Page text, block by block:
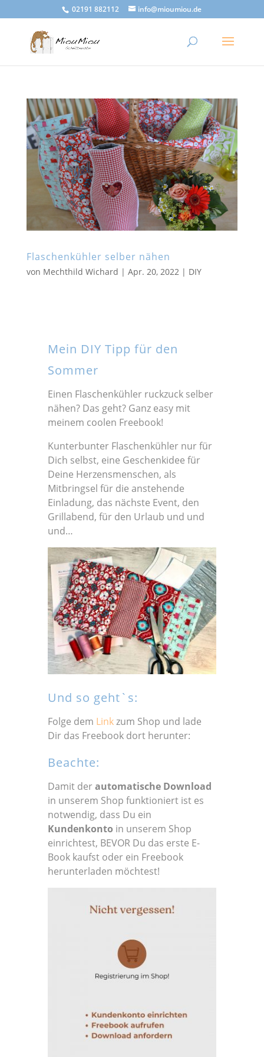
02191 882112 info@mioumiou.de
Flaschenkühler selber nähen
von Mechthild Wichard | Apr. 20, 2022| DIY
Mein DIY Tipp für den
Sommer
Einen Flaschenkühler ruckzuck selber
nähen? Das geht? Ganz easy mit
meinem coolen Freebook!
Kunterbunter Flaschenkühler nur für
Dich selbst, eine Geschenkidee für
Deine Herzensmenschen, als
Mitbringsel für die anstehende
Einladung, das nächste Event, den
Grillabend, für den Urlaub und und
und…
Und so geht`s:
Folge dem Linkzum Shop und lade
Dir das Freebook dort herunter:
Beachte:
Damit derautomatische Download
in unserem Shop funktioniert ist es
notwendig, dass Du ein
Kundenkonto in unserem Shop
einrichtest, BEVOR Du das erste E-
Book kaufst oder ein Freebook
herunterladen möchtest!